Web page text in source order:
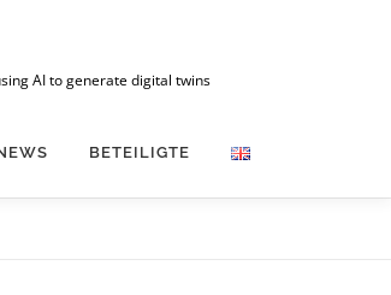
AI to generate digital twins
BETEILIGTE